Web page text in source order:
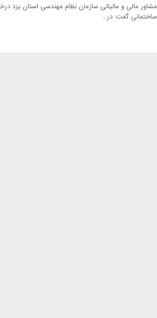
مشاور مالی و مالیاتی سازمان نظام مهندسی استان یزد
ساختمانی گفت: در…